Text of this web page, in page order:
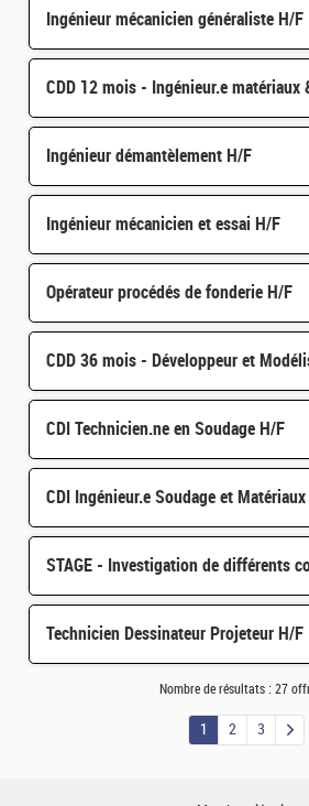
Ingénieur mécanicien généraliste H/F
Ingénieur démantèlement H/F
Ingénieur mécanicien et essai H/F
Opérateur procédés de fonderie H/F
CDI Technicien.ne en Soudage H/F
CDI Ingénieur.e Soudage et
Technicien Dessinateur Projeteur H/F
Nombre de résultats : 27
1 2 3